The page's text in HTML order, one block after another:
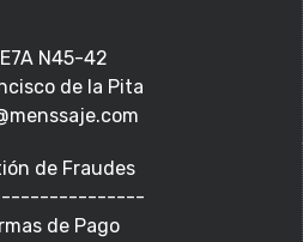
N45-42
de la Pita
de Fraudes
de Pago